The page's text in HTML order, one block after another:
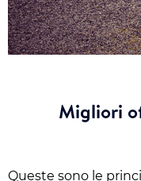
Migliori
Queste sono le